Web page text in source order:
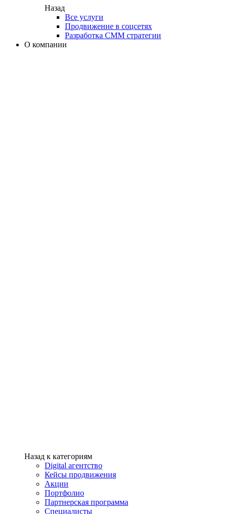
Назад
Все услуги
Продвижение в соцсетях
Разработка СММ стратегии
О компании
Назад к категориям
Digital агентство
Кейсы продвижения
Акции
Портфолио
Партнерская программа
Специалисты